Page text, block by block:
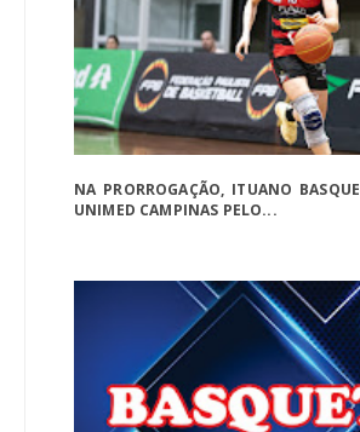
NA PRORROGAÇÃO, ITUANO
UNIMED CAMPINAS PELO...